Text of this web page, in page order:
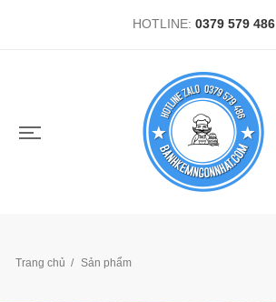
HOTLINE: 0379 579 486
Trang chủ Sản phẩm